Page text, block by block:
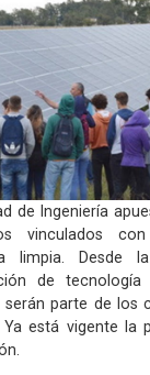
de Ingeniería
vinculados
limpia. Desde
de tecnología
serán parte de los
está vigente la